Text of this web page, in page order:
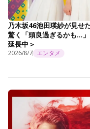
乃木坂46池田瑛紗が見せ
驚く「頭良過ぎるかも…
延長中＞
2026/8/7 エンタメ